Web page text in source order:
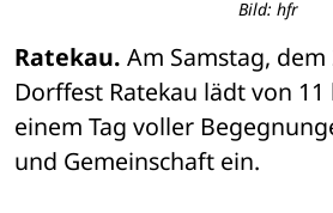
Bild: hfr
Ratekau. Am Samstag, dem
Dorffest Ratekau lädt von 11
einem Tag voller
und Gemeinschaft ein.